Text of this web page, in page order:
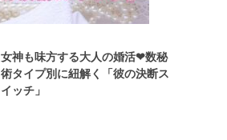
女神も味方する大人の婚活❤数秘
術タイプ別に紐解く「彼の決断ス
イッチ」